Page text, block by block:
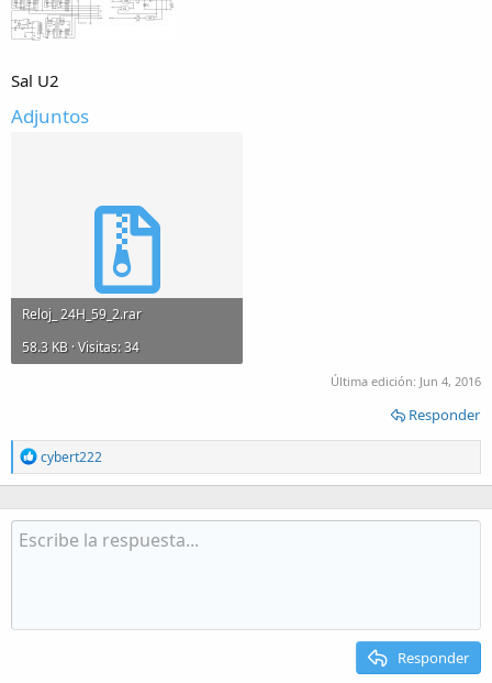
Sal U2
Adjuntos
Reloj_ 24H_59_2.rar
58.3 KB · Visitas: 34
Última edición: Jun 4, 2016
Responder
R
e
a
c
t
i
cybert222
Responder